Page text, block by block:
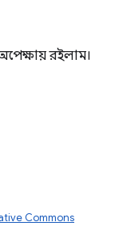
রইলাম।
Commons